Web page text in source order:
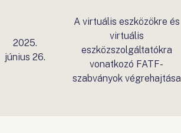
2025.
június 26.
A virtuális eszközökre és
virtuális
eszközszolgáltatókra
vonatkozó FATF-
szabványok végrehajtása